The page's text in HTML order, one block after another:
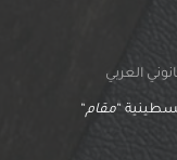
العربي
“مقام“